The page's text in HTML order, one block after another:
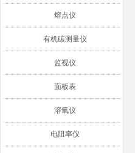
熔点仪
有机碳测量仪
监视仪
面板表
溶氧仪
电阻率仪